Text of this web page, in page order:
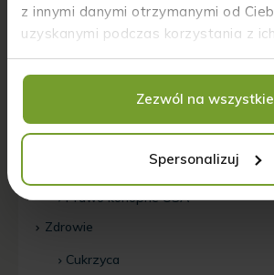
z innymi danymi otrzymanymi od
uzyskanymi podczas korzystania z ich
Zezwól na wszystkie
Spersonalizuj
CBD i sport
Wszystko o konopiach
Konopie i zdrowie
Konopie w kosmetyce
Konopie w kuchni
Newsy konopne
Prawo konopne USA
Zdrowie
Cukrzyca